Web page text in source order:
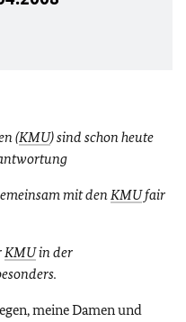
(KMU) sind schon heute
mit denKMUfair
KMUin der
meine Damen und